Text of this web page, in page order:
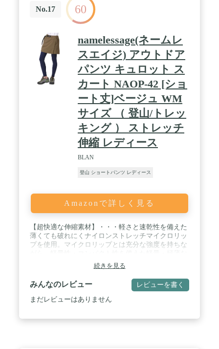
No.17 60
namelessage(ネームレ
スエイジ) アウトドア
パンツ キュロット ス
カート NAOP-42 [ショ
ート丈]ベージュ WM
サイズ （ 登山/トレッ
キング ） ストレッチ
伸縮 レディース
BLAN
登山 ショートパンツ レディース
Amazonで詳しく見る
【超快適な伸縮素材】・・・軽さと速乾性を備えた
薄くても破れにくナイロンストレッチマイクロリッ
プを使用。マイクロリップとは充分な強度を持ちな
ソフトシェル素材です。 / 【巻きスカート風パン
ツ】・・・外見はスカートに見えるラップパンツな
のでスカートのキレイないシルエット、パンツの動
きやすさどちらも両立したハイブリットパンツ /
【開脚もラクラク180度】・・・パンツはガゼット
続きを見る
みんなのレビュー レビューを書く
まだレビューはありません